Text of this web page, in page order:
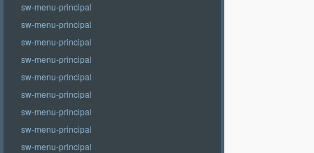
sw-menu-principal
sw-menu-principal
sw-menu-principal
sw-menu-principal
sw-menu-principal
sw-menu-principal
sw-menu-principal
sw-menu-principal
sw-menu-principal